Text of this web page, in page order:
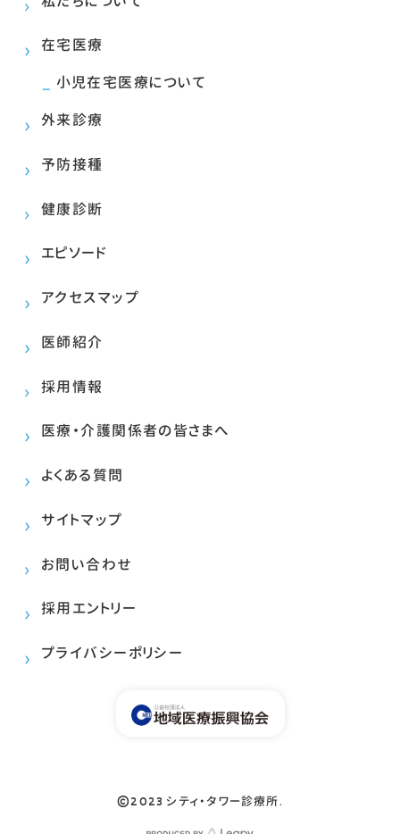
在宅医療
小児在宅医療について
外来診療
予防接種
健康診断
エピソード
アクセスマップ
医師紹介
採用情報
医療・介護関係者の皆さまへ
よくある質問
サイトマップ
お問い合わせ
採用エントリー
プライバシーポリシー
©2023 シティ・タワー診療所.